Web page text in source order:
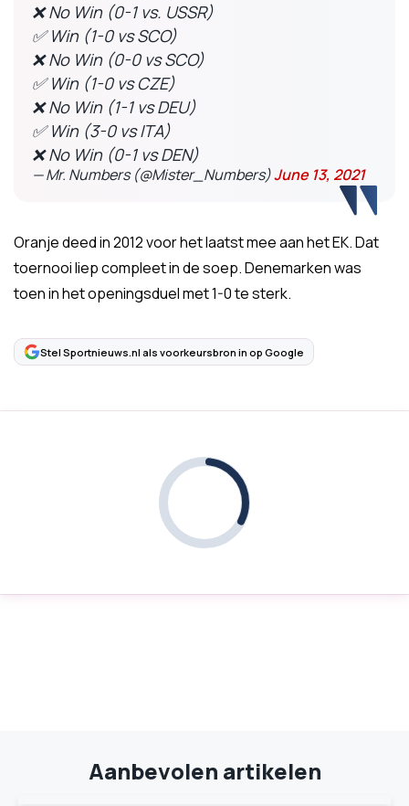
❌ No Win (0-1 vs. USSR)
✅ Win (1-0 vs SCO)
❌ No Win (0-0 vs SCO)
✅ Win (1-0 vs CZE)
❌ No Win (1-1 vs DEU)
✅ Win (3-0 vs ITA)
❌ No Win (0-1 vs DEN)
— Mr. Numbers (@Mister_Numbers)June 13, 2021
Oranje deed in 2012 voor het laatst mee aan het EK. Dat
toernooi liep compleet in de soep. Denemarken was
toen in het openingsduel met 1-0 te sterk.
Stel Sportnieuws.nl als voorkeursbron in op Google
Aanbevolen artikelen